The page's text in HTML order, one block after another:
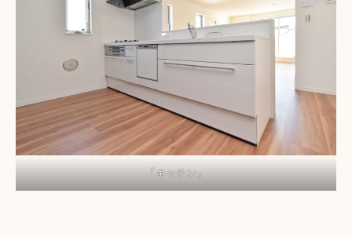
「キッチン」